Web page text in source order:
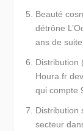
Beauté
détrône
ans de
Distribution
Houra.fr
qui compte
Distribution
secteur